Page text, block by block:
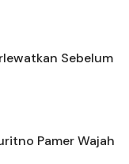
Sebelum
Pamer Wajah